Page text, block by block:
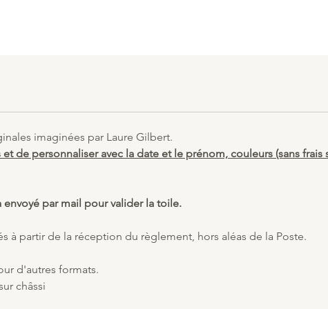
imaginées par Laure Gilbert.
de personnaliser avec la date et le prénom, couleurs (sans frais
par mail pour valider la toile.
à partir de la réception du règlement, hors aléas de la Poste.
d'autres formats.
châssi